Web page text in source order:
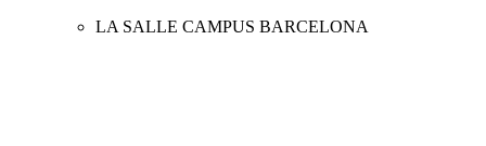
LA SALLE CAMPUS BARCELONA